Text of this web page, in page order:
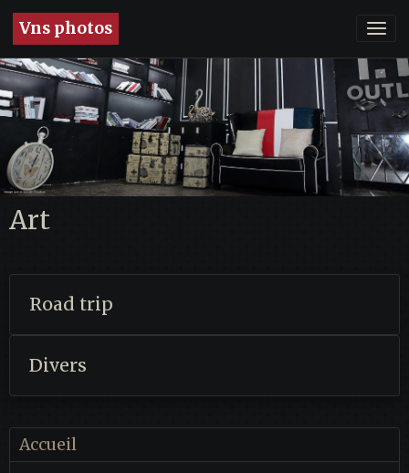
Vns photos
Art
Road trip
Divers
Accueil